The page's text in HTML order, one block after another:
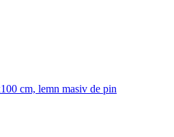
cm, lemn masiv de pin